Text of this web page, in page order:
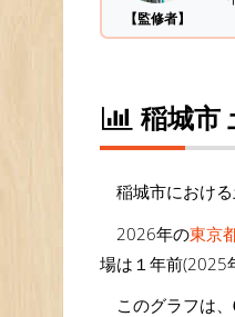
【監修者】
稲城市
稲城市におけ
2026年の東京
場は１年前(2025
このグラフは、